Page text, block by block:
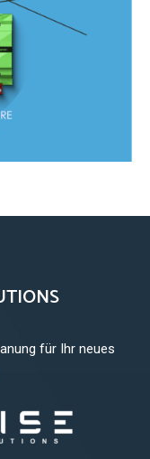
für Ihr neues